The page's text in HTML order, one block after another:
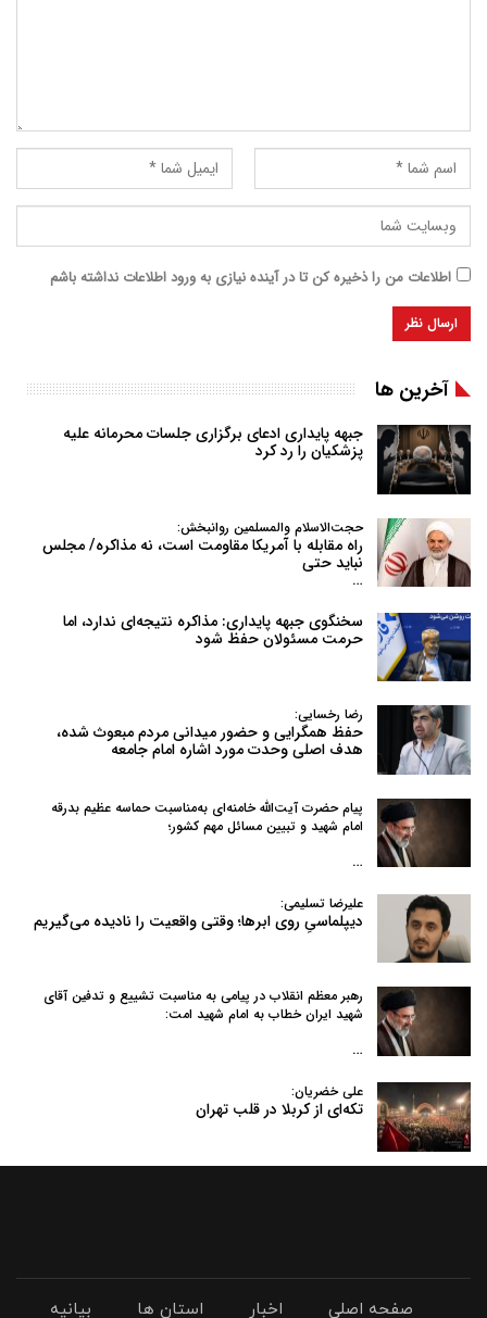
اطلاعات من را ذخیره کن تا در آینده نیازی به ورود اطلاعات نداشته باشم
آخرین ها
جبهه پایداری ادعای برگزاری جلسات محرمانه علیه
پزشکیان را رد کرد
حجت‌الاسلام والمسلمین روانبخش:
راه مقابله با آمریکا مقاومت است، نه مذاکره/ مجلس
نباید حتی
…
سخنگوی جبهه پایداری: مذاکره نتیجه‌ای ندارد، اما
حرمت مسئولان حفظ شود
رضا رخسایی:
حفظ همگرایی و حضور میدانی مردم مبعوث شده،
هدف اصلی وحدت مورد اشاره امام جامعه
پیام حضرت آیت‌الله خامنه‌ای به‌مناسبت حماسه عظیم بدرقه
امام شهید و تبیین مسائل مهم کشور؛
…
علیرضا تسلیمی:
دیپلماسیِ روی ابرها؛ وقتی واقعیت را نادیده می‌گیریم
رهبر معظم انقلاب در پیامی به‌ مناسبت تشییع و تدفین آقای
شهید ایران خطاب به امام شهید امت:
…
علی خضریان:
تکه‌ای از کربلا در قلب تهران
صفحه اصلی اخبار استان ها بیانیه